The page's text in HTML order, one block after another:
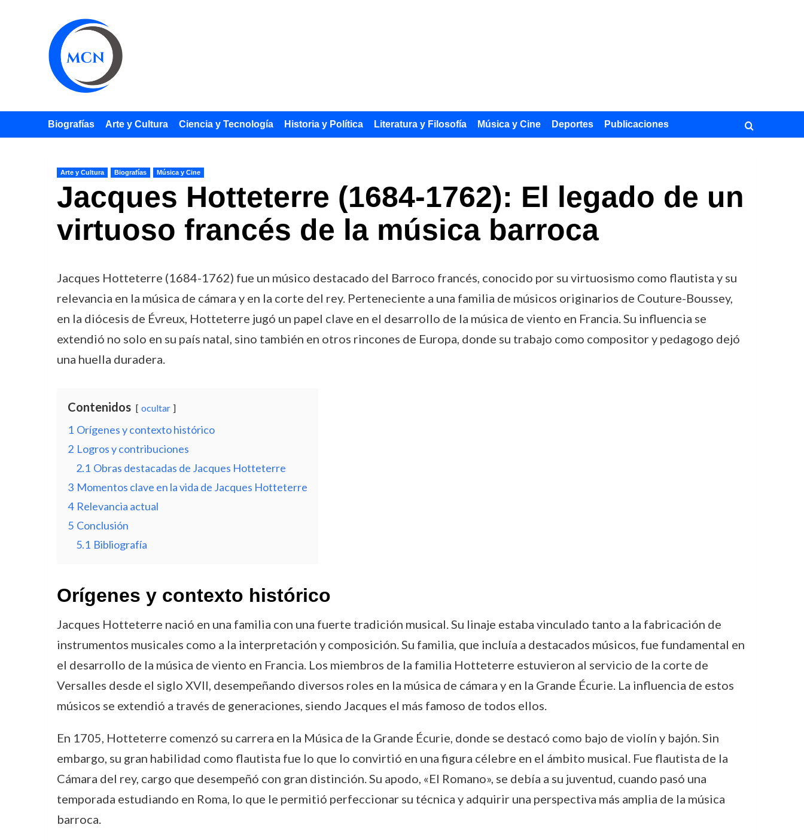
Biografías Arte y Cultura Ciencia y Tecnología Historia y Política Literatura y Filosofía Música y Cine Deportes Publicaciones
Arte y Cultura Biografías Música y Cine
Jacques Hotteterre (1684-1762): El legado de un
virtuoso francés de la música barroca
Jacques Hotteterre (1684-1762) fue un músico destacado del Barroco francés, conocido por su virtuosismo como flautista y su
relevancia en la música de cámara y en la corte del rey. Perteneciente a una familia de músicos originarios de Couture-Boussey,
en la diócesis de Évreux, Hotteterre jugó un papel clave en el desarrollo de la música de viento en Francia. Su influencia se
extendió no solo en su país natal, sino también en otros rincones de Europa, donde su trabajo como compositor y pedagogo dejó
una huella duradera.
Contenidos ocultar
1 Orígenes y contexto histórico
2 Logros y contribuciones
2.1 Obras destacadas de Jacques Hotteterre
3 Momentos clave en la vida de Jacques Hotteterre
4 Relevancia actual
5 Conclusión
5.1 Bibliografía
Orígenes y contexto histórico
Jacques Hotteterre nació en una familia con una fuerte tradición musical. Su linaje estaba vinculado tanto a la fabricación de
instrumentos musicales como a la interpretación y composición. Su familia, que incluía a destacados músicos, fue fundamental en
el desarrollo de la música de viento en Francia. Los miembros de la familia Hotteterre estuvieron al servicio de la corte de
Versalles desde el siglo XVII, desempeñando diversos roles en la música de cámara y en la Grande Écurie. La influencia de estos
músicos se extendió a través de generaciones, siendo Jacques el más famoso de todos ellos.
En 1705, Hotteterre comenzó su carrera en la Música de la Grande Écurie, donde se destacó como bajo de violín y bajón. Sin
embargo, su gran habilidad como flautista fue lo que lo convirtió en una figura célebre en el ámbito musical. Fue flautista de la
Cámara del rey, cargo que desempeñó con gran distinción. Su apodo, «El Romano», se debía a su juventud, cuando pasó una
temporada estudiando en Roma, lo que le permitió perfeccionar su técnica y adquirir una perspectiva más amplia de la música
barroca.